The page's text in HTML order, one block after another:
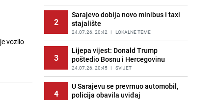
vozilo
12
Kao iz slastičarne: Rolada od
čokolade i kokosa bez pečenja,
jednostavan desert bez imalo muke
PRIJE 2 DANA | RECEPTI
13
Tajna savršenog makedonskog
ajvara: Stari recept za kremast i
bogat okus
PRIJE 2 DANA | RECEPTI
Tuga potresla grad na Uni:
2
Sarajevo dobija novo minibus i taxi
stajalište
24.07.26. 20:42 | LOKALNE TEME
3
Lijepa vijest: Donald Trump
poštedio Bosnu i Hercegovinu
24.07.26. 20:45 | SVIJET
4
U Sarajevu se prevrnuo automobil,
policija obavila uviđaj